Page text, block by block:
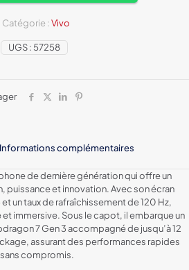
UGS : 57258
Catégorie :Vivo
Informations complémentaires
de dernière génération qui offre un
puissance et innovation. Avec son écran
un taux de rafraîchissement de 120 Hz,
immersive. Sous le capot, il embarque un
7 Gen 3 accompagné de jusqu’à 12
assurant des performances rapides
compromis.